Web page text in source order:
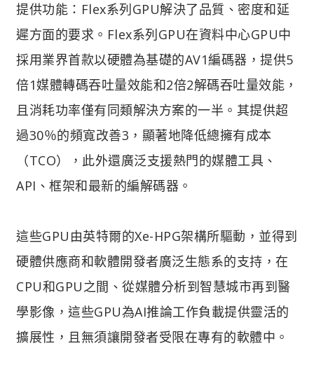
提供功能：Flex系列GPU解決了品質、密度和延
遲方面的要求。Flex系列GPU在資料中心GPU中
採用業界首款以硬體為基礎的AV1編碼器，提供5
倍1媒體轉碼吞吐量效能和2倍2解碼吞吐量效能，
且消耗功率僅有同類解決方案的一半。其提供超
過30％的頻寬改善3，顯著地降低總擁有成本
（TCO），此外還廣泛支援熱門的媒體工具、
API、框架和最新的編解碼器。
這些GPU由英特爾的Xe-HPG架構所驅動，並得到
硬體供應商和軟體開發者廣泛生態系的支持，在
CPU和GPU之間、從媒體分析到智慧城市再到醫
學影像，這些GPU為AI推論工作負載提供靈活的
擴展性，且無須讓開發者受限在專有的軟體中。